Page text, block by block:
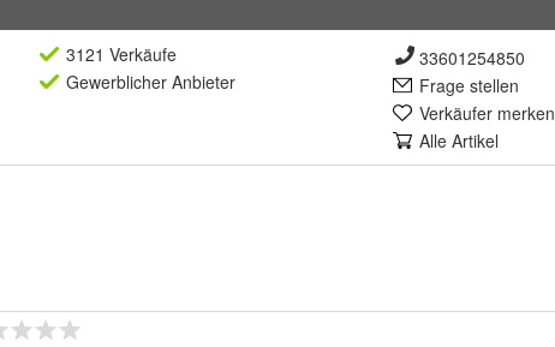
3121 Verkäufe
Gewerblicher Anbieter
33601254850
Frage stellen
Verkäufer merken
Alle Artikel